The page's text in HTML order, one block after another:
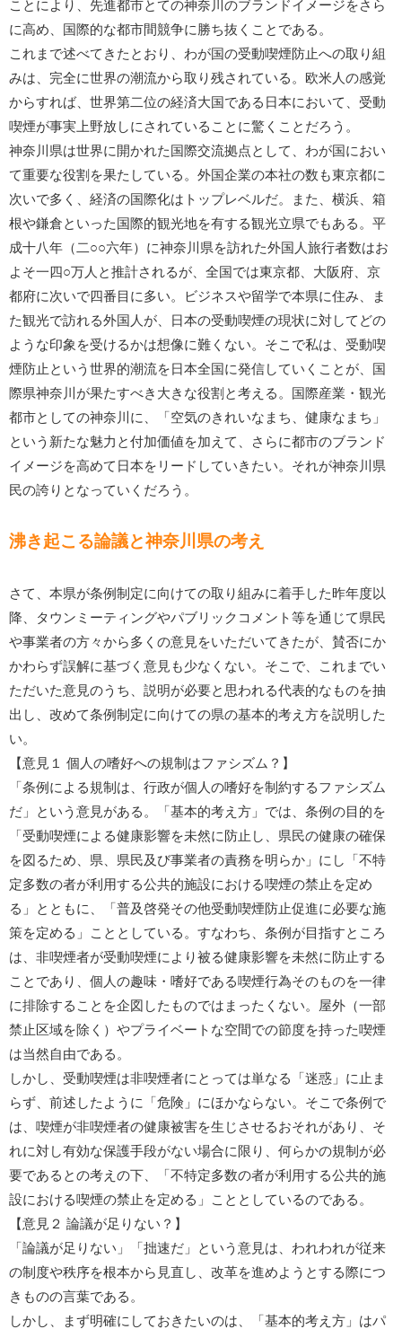
ことにより、先進都市とての神奈川のブランドイメージをさら
に高め、国際的な都市間競争に勝ち抜くことである。
これまで述べてきたとおり、わが国の受動喫煙防止への取り組
みは、完全に世界の潮流から取り残されている。欧米人の感覚
からすれば、世界第二位の経済大国である日本において、受動
喫煙が事実上野放しにされていることに驚くことだろう。
神奈川県は世界に開かれた国際交流拠点として、わが国におい
て重要な役割を果たしている。外国企業の本社の数も東京都に
次いで多く、経済の国際化はトップレベルだ。また、横浜、箱
根や鎌倉といった国際的観光地を有する観光立県でもある。平
成十八年（二○○六年）に神奈川県を訪れた外国人旅行者数はお
よそ一四○万人と推計されるが、全国では東京都、大阪府、京
都府に次いで四番目に多い。ビジネスや留学で本県に住み、ま
た観光で訪れる外国人が、日本の受動喫煙の現状に対してどの
ような印象を受けるかは想像に難くない。そこで私は、受動喫
煙防止という世界的潮流を日本全国に発信していくことが、国
際県神奈川が果たすべき大きな役割と考える。国際産業・観光
都市としての神奈川に、「空気のきれいなまち、健康なまち」
という新たな魅力と付加価値を加えて、さらに都市のブランド
イメージを高めて日本をリードしていきたい。それが神奈川県
民の誇りとなっていくだろう。
沸き起こる論議と神奈川県の考え
さて、本県が条例制定に向けての取り組みに着手した昨年度以
降、タウンミーティングやパブリックコメント等を通じて県民
や事業者の方々から多くの意見をいただいてきたが、賛否にか
かわらず誤解に基づく意見も少なくない。そこで、これまでい
ただいた意見のうち、説明が必要と思われる代表的なものを抽
出し、改めて条例制定に向けての県の基本的考え方を説明した
い。
【意見１ 個人の嗜好への規制はファシズム？】
「条例による規制は、行政が個人の嗜好を制約するファシズム
だ」という意見がある。「基本的考え方」では、条例の目的を
「受動喫煙による健康影響を未然に防止し、県民の健康の確保
を図るため、県、県民及び事業者の責務を明らか」にし「不特
定多数の者が利用する公共的施設における喫煙の禁止を定め
る」とともに、「普及啓発その他受動喫煙防止促進に必要な施
策を定める」こととしている。すなわち、条例が目指すところ
は、非喫煙者が受動喫煙により被る健康影響を未然に防止する
ことであり、個人の趣味・嗜好である喫煙行為そのものを一律
に排除することを企図したものではまったくない。屋外（一部
禁止区域を除く）やプライベートな空間での節度を持った喫煙
は当然自由である。
しかし、受動喫煙は非喫煙者にとっては単なる「迷惑」に止ま
らず、前述したように「危険」にほかならない。そこで条例で
は、喫煙が非喫煙者の健康被害を生じさせるおそれがあり、そ
れに対し有効な保護手段がない場合に限り、何らかの規制が必
要であるとの考えの下、「不特定多数の者が利用する公共的施
設における喫煙の禁止を定める」こととしているのである。
【意見２ 論議が足りない？】
「論議が足りない」「拙速だ」という意見は、われわれが従来
の制度や秩序を根本から見直し、改革を進めようとする際につ
きものの言葉である。
しかし、まず明確にしておきたいのは、「基本的考え方」はパ